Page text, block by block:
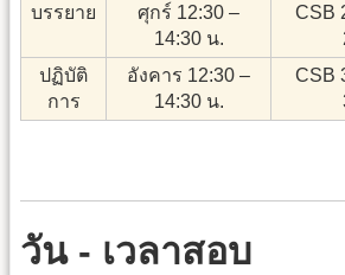
บรรยาย
ศุกร์ 12:30 –
14:30 น.
CSB
ปฏิบัติ
การ
อังคาร 12:30 –
14:30 น.
CSB
วัน - เวลาสอบ